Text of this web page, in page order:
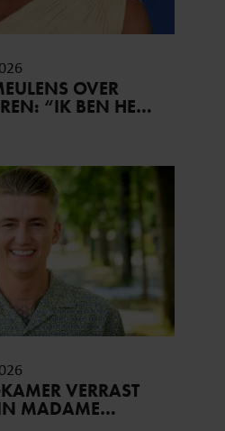
OVER
“IK BEN HET
VERRAST
MADAME